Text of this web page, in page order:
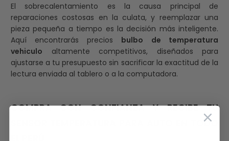
El sobrecalentamiento es la causa principal de
reparaciones costosas en la culata, y reemplazar una
pieza pequeña a tiempo es la decisión más inteligente.
Aquí encontrarás precios bulbo de temperatura
vehiculo altamente competitivos, diseñados para
ajustarse a tu presupuesto sin sacrificar la exactitud de la
lectura enviada al tablero o a la computadora.
COMPRA CON CONFIANZA Y RECIBE TU
SENSOR TEMPERATURA PARA AUTO EN TODO